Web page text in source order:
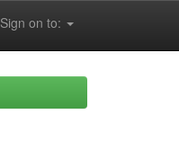
Sign on to: